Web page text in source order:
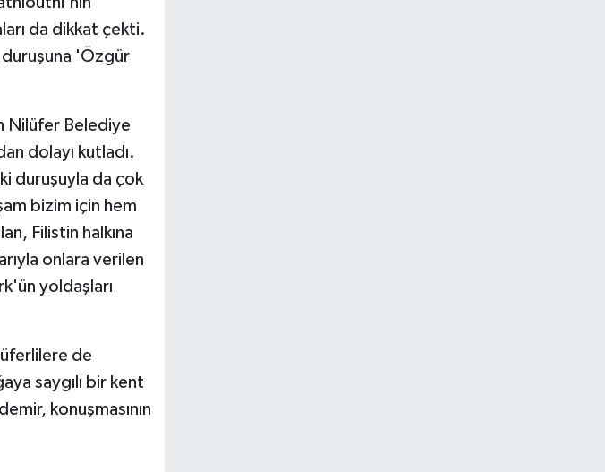
da dikkat çekti.
duruşuna 'Özgür
Nilüfer Belediye
dolayı kutladı.
duruşuyla da çok
bizim için hem
Filistin halkına
onlara verilen
yoldaşları
de
saygılı bir kent
konuşmasının